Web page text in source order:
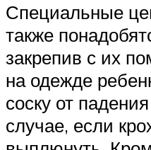
Специальные
также
закрепив с их
на одежде
соску от
случае, если